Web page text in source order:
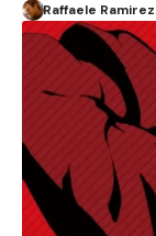
Raffaele Ramirez